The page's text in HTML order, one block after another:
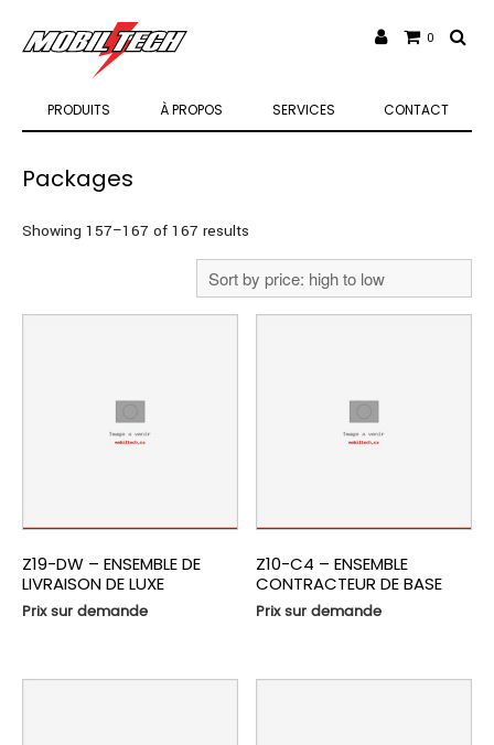
PRODUITS À PROPOS SERVICES CONTACT
0
Packages
Showing 157–167 of 167 results
price:
high
to
Z19-DW – ENSEMBLE DE
LIVRAISON DE LUXE
Prix sur demande
Z10-C4 – ENSEMBLE
CONTRACTEUR DE BASE
Prix sur demande